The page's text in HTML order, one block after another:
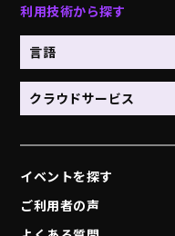
利用技術から探す
言語
クラウドサービス
イベントを探す
ご利用者の声